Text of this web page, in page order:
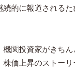
的に報道される
関投資家がきち
価上昇のストー